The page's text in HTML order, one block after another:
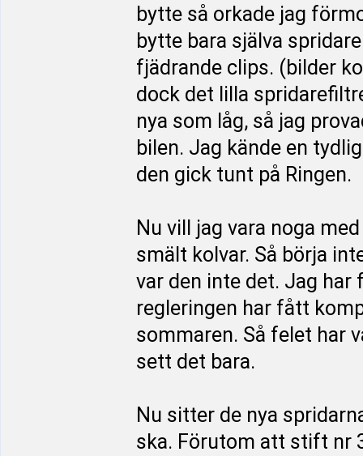
bytte så orkade jag
bytte bara själva
fjädrande clips. (bilder
dock det lilla
nya som låg, så jag
bilen. Jag kände en
den gick tunt på Ringen.
Nu vill jag vara noga
smält kolvar. Så börja
var den inte det. Jag
regleringen har fått
sommaren. Så felet har
sett det bara.
Nu sitter de nya
ska. Förutom att stift nr